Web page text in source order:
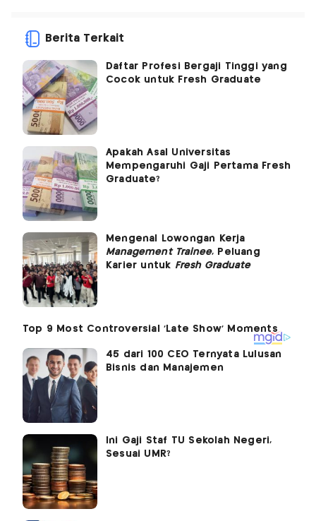
Berita Terkait
Daftar Profesi Bergaji Tinggi yang
Cocok untuk Fresh Graduate
Apakah Asal Universitas
Mempengaruhi Gaji Pertama Fresh
Graduate?
Mengenal Lowongan Kerja
Management Trainee, Peluang
Karier untuk Fresh Graduate
45 dari 100 CEO Ternyata Lulusan
Bisnis dan Manajemen
Ini Gaji Staf TU Sekolah Negeri,
Sesuai UMR?